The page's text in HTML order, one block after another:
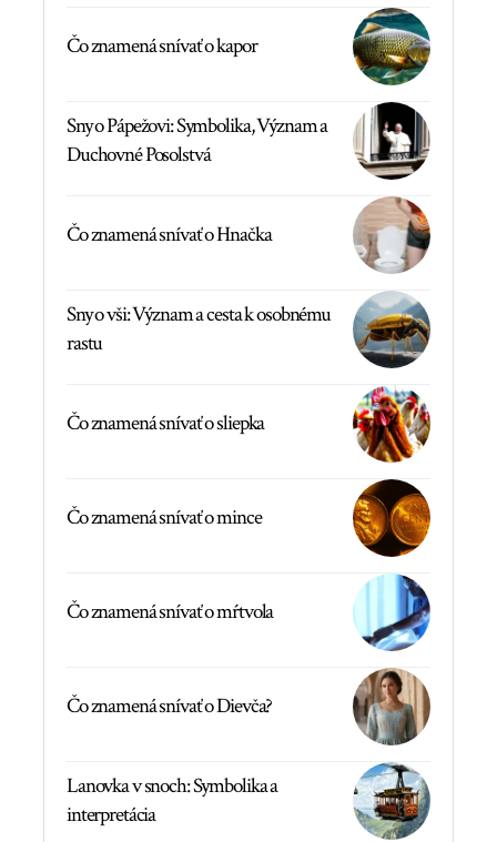
Čo znamená snívať o kapor
Sny o Pápežovi: Symbolika, Význam a
Duchovné Posolstvá
Čo znamená snívať o Hnačka
Sny o vši: Význam a cesta k osobnému
rastu
Čo znamená snívať o sliepka
Čo znamená snívať o mince
Čo znamená snívať o mŕtvola
Čo znamená snívať o Dievča?
Lanovka v snoch: Symbolika a
interpretácia